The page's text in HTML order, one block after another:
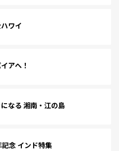
ワイ
アへ！
なる 湘南・江の島
念 インド特集